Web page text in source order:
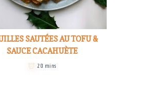
SAUTÉES AU TOFU &
SAUCE CACAHUÈTE
20 mins